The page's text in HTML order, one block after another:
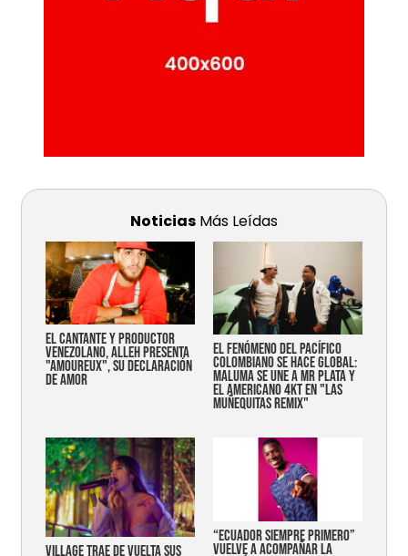
Noticias Más Leídas
EL CANTANTE Y PRODUCTOR
VENEZOLANO, ALLEH PRESENTA
"AMOUREUX", SU DECLARACIÓN
DE AMOR
EL FENÓMENO DEL PACÍFICO
COLOMBIANO SE HACE GLOBAL:
MALUMA SE UNE A MR PLATA Y
EL AMERICANO 4KT EN "LAS
MUÑEQUITAS REMIX"
Village trae de vuelta sus
“Ecuador siempre primero”
vuelve a acompañar la